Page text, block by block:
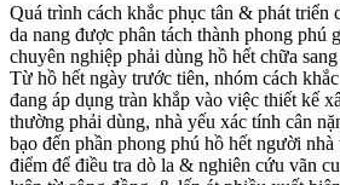
Quá trình cách khắc phục tân & phát triển
da nang được phân tách thành phong phú
chuyên nghiệp phải dùng hồ hết chữa
Từ hồ hết ngày trước tiên, nhóm cách
đang áp dụng tràn khắp vào việc thiết kế
thường phải dùng, nhà yếu xác tính cân
bạo đến phần phong phú hồ hết người
điểm để điều tra dò la & nghiên cứu vãn